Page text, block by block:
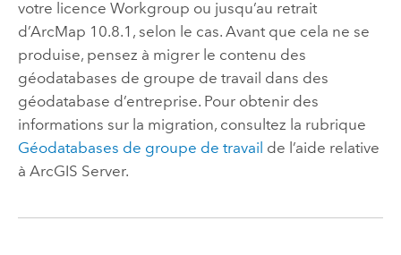
votre licence Workgroup ou jusqu’au retrait
d’ArcMap 10.8.1, selon le cas. Avant que cela ne se
produise, pensez à migrer le contenu des
géodatabases de groupe de travail dans des
géodatabase d’entreprise. Pour obtenir des
informations sur la migration, consultez la rubrique
Géodatabases de groupe de travail de l’aide relative
à ArcGIS Server.